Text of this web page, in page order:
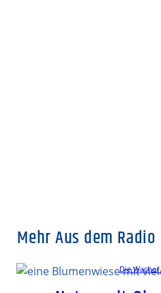
Mehr Aus dem
Die